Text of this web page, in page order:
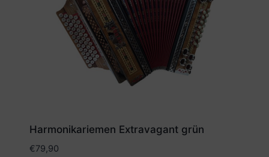
Harmonikariemen Extravagant grün
€79,90